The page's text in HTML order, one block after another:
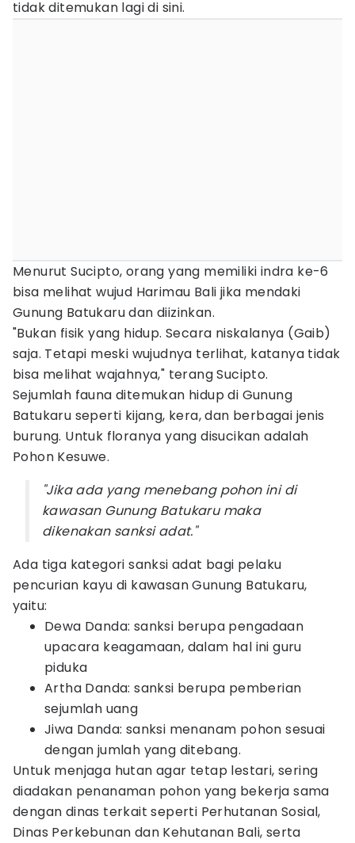
tidak ditemukan lagi di sini.
Menurut Sucipto, orang yang memiliki indra ke-6
bisa melihat wujud Harimau Bali jika mendaki
Gunung Batukaru dan diizinkan.
"Bukan fisik yang hidup. Secara niskalanya (Gaib)
saja. Tetapi meski wujudnya terlihat, katanya tidak
bisa melihat wajahnya," terang Sucipto.
Sejumlah fauna ditemukan hidup di Gunung
Batukaru seperti kijang, kera, dan berbagai jenis
burung. Untuk floranya yang disucikan adalah
Pohon Kesuwe.
"Jika ada yang menebang pohon ini di
kawasan Gunung Batukaru maka
dikenakan sanksi adat."
Ada tiga kategori sanksi adat bagi pelaku
pencurian kayu di kawasan Gunung Batukaru,
yaitu:
Dewa Danda: sanksi berupa pengadaan
upacara keagamaan, dalam hal ini guru
piduka
Artha Danda: sanksi berupa pemberian
sejumlah uang
Jiwa Danda: sanksi menanam pohon sesuai
dengan jumlah yang ditebang.
Untuk menjaga hutan agar tetap lestari, sering
diadakan penanaman pohon yang bekerja sama
dengan dinas terkait seperti Perhutanan Sosial,
Dinas Perkebunan dan Kehutanan Bali, serta